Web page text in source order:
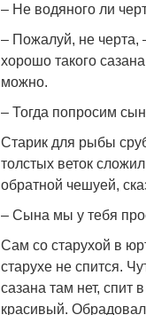
– Не водяного ли
– Пожалуй, не черта,
хорошо такого
можно.
– Тогда попросим
Старик для рыбы
толстых веток
обратной чешуей,
– Сына мы у тебя
Сам со старухой в
старухе не спится.
сазана там нет, спит
красивый.